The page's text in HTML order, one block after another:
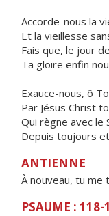
Accorde-nous la
Et la vieillesse
Fais que, le jour
Ta gloire enfin
Exauce-nous, ô
Par Jésus Christ
Qui règne avec le
Depuis toujours
ANTIENNE
À nouveau, tu me
PSAUME : 118-